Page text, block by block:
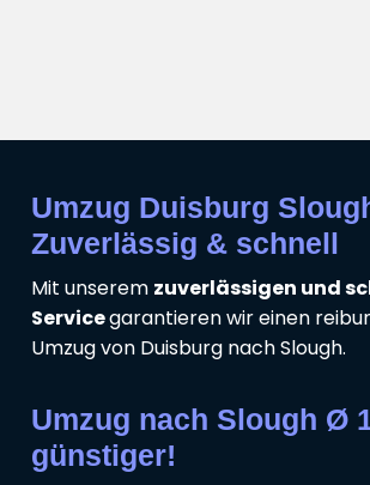
Umzug Duisburg
Zuverlässig & schnell
Mit unserem zuverlässigen und
Servicegarantieren wir einen
Umzug von Duisburg nach Slough.
Umzug nach Slough Ø
günstiger!